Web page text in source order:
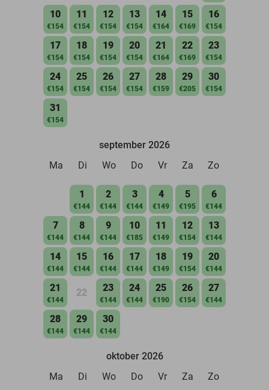
10
€154
11
€154
12
€154
13
€154
14
€164
15
€169
16
€154
17
€154
18
€154
19
€154
20
€154
21
€164
22
€169
23
€154
24
€154
25
€154
26
€154
27
€154
28
€159
29
€205
30
€154
31
€154
september 2026
Ma
Di Wo Do Vr Za Zo
1
€144
2
€144
3
€144
4
€149
5
€195
6
€144
7
€144
8
€144
9
€144
10
€185
11
€149
12
€154
13
€144
14
€144
15
€144
16
€144
17
€144
18
€149
19
€154
20
€144
21
€144
22 23
€144
24
€144
25
€190
26
€154
27
€144
28
€144
29
€144
30
€144
oktober 2026
Ma
Di Wo Do Vr Za Zo